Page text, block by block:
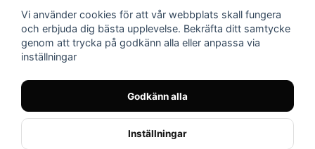
© Nilssons MC - Allt för dig & din MC
Instagram Facebook YouTube
Vi använder cookies för att vår webbplats skall fungera
och erbjuda dig bästa upplevelse. Bekräfta ditt samtycke
genom att trycka på godkänn alla eller anpassa via
inställningar
Godkänn alla
Inställningar